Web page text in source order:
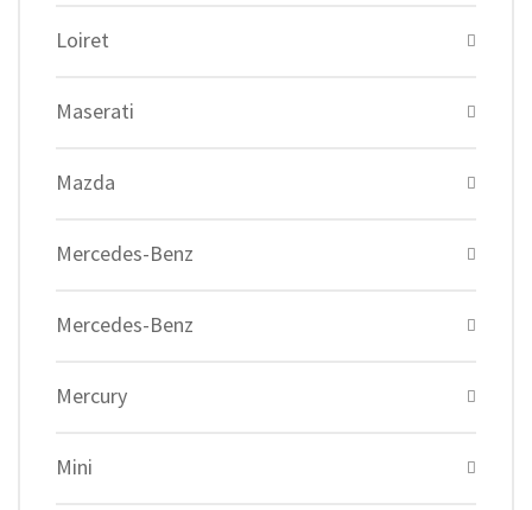
Loiret
Maserati
Mazda
Mercedes-Benz
Mercedes-Benz
Mercury
Mini